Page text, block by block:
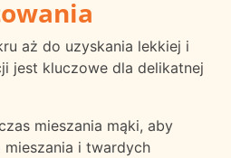
aż do uzyskania lekkiej i
jest kluczowe dla delikatnej
mieszania mąki, aby
mieszania i twardych